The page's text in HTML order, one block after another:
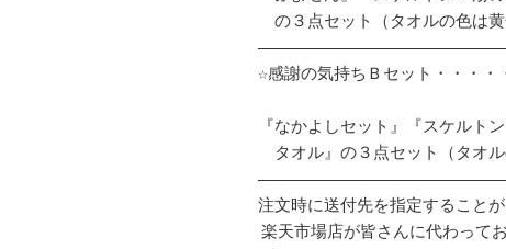
の３点セット（タオルの色は黄
☆感謝の気持ちＢセット・・・・
『なかよしセット』『スケルト
タオル』の３点セット（タオル
注文時に送付先を指定することが